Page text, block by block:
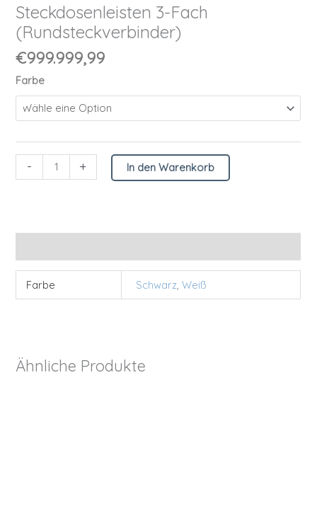
Steckdosenleisten 3-Fach
(Rundsteckverbinder)
€999.999,99
Farbe
- + In den Warenkorb
Farbe Schwarz, Weiß
Ähnliche Produkte